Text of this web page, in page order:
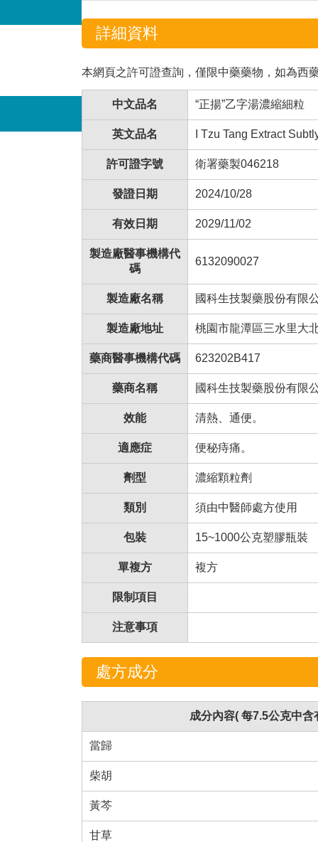
詳細資料
本網頁之許可證查詢，僅限中藥藥物，如為西
中文品名 “正揚”乙字湯濃縮細粒
英文品名 I Tzu Tang Extract
許可證字號 衛署藥製046218
發證日期 2024/10/28
有效日期 2029/11/02
製造廠醫事機構代
碼
6132090027
製造廠名稱 國科生技製藥股份有限
製造廠地址 桃園市龍潭區三水里大
藥商醫事機構代碼 623202B417
藥商名稱 國科生技製藥股份有限
效能 清熱、通便。
適應症 便秘痔痛。
劑型 濃縮顆粒劑
類別 須由中醫師處方使用
包裝 15~1000公克塑膠瓶裝
單複方 複方
限制項目
注意事項
處方成分
成分內容( 每7.5公克中含
當歸
柴胡
黃芩
甘草